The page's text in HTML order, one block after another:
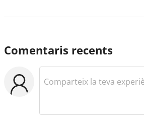
Comentaris recents